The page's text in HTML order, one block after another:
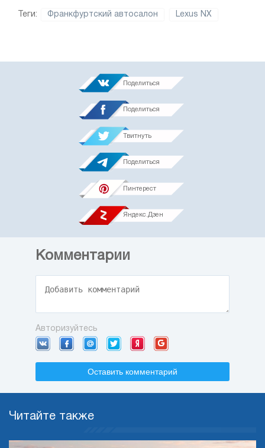
Теги: Франкфуртский автосалон Lexus NX
Поделиться
Поделиться
Твитнуть
Поделиться
Пинтерест
Яндекс.Дзен
Комментарии
Авторизуйтесь
Оставить комментарий
Читайте также